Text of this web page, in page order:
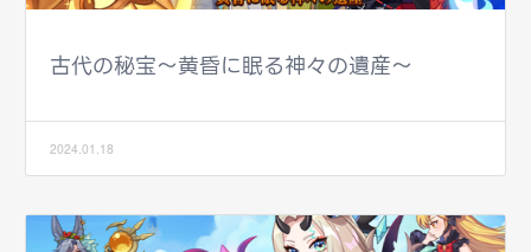
古代の秘宝～黄昏に眠る神々の遺産～
2024.01.18